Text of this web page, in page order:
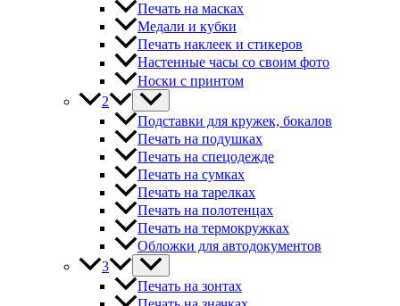
Печать на масках
Медали и кубки
Печать наклеек и стикеров
Настенные часы со своим фото
Носки с принтом
2
Подставки для кружек, бокалов
Печать на подушках
Печать на спецодежде
Печать на сумках
Печать на тарелках
Печать на полотенцах
Печать на термокружках
Обложки для автодокументов
3
Печать на зонтах